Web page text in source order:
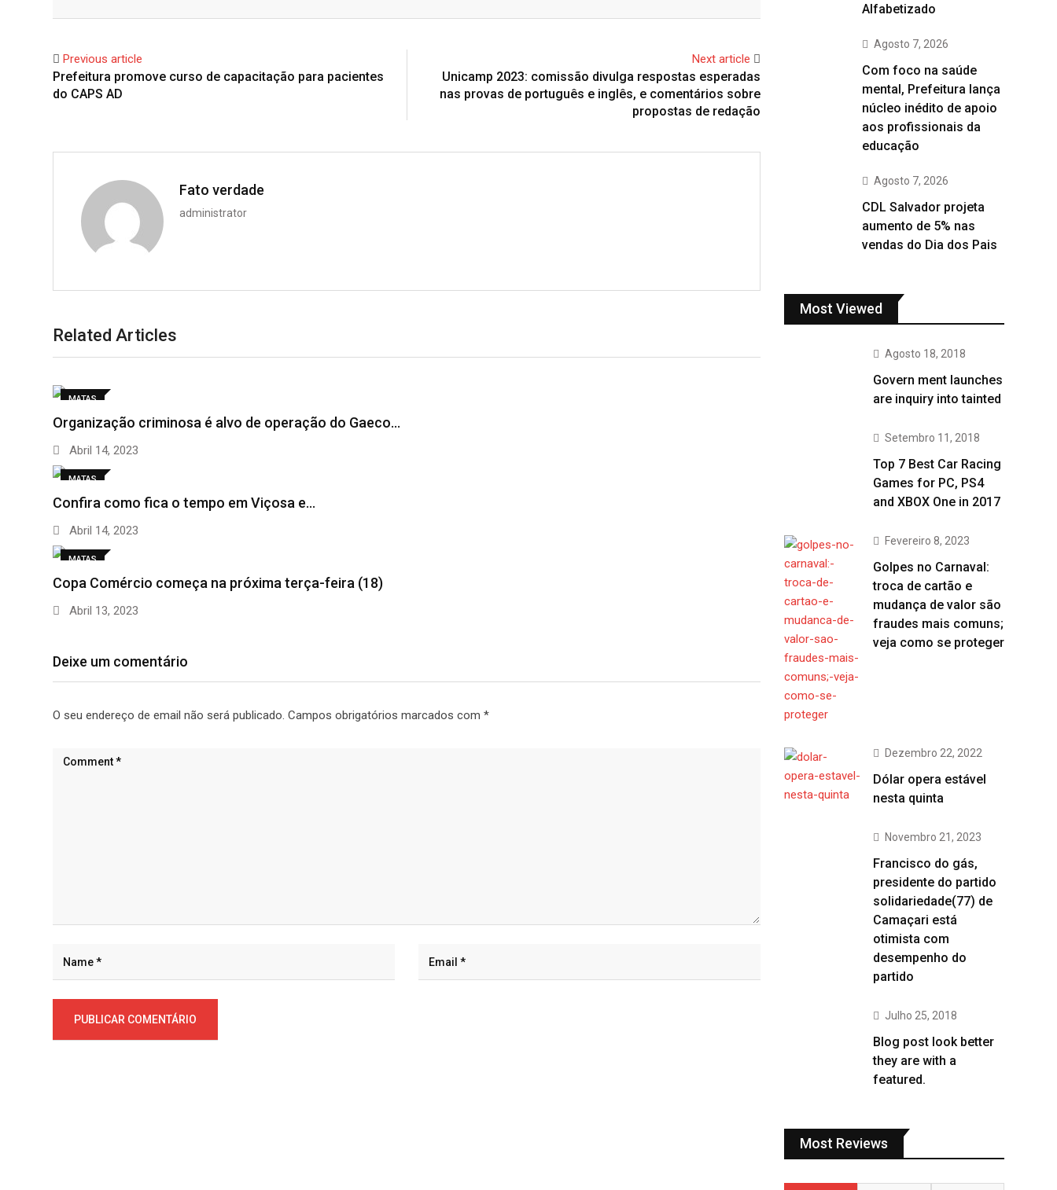
Previous article
Prefeitura promove curso de capacitação para pacientes
do CAPS AD
Next article
Unicamp 2023: comissão divulga respostas esperadas
nas provas de português e inglês, e comentários sobre
propostas de redação
Fato verdade
administrator
Related Articles
MATAS
Organização criminosa é alvo de operação do Gaeco…
Abril 14, 2023
MATAS
Confira como fica o tempo em Viçosa e…
Abril 14, 2023
MATAS
Copa Comércio começa na próxima terça-feira (18)
Abril 13, 2023
Deixe um comentário
O seu endereço de email não será publicado. Campos obrigatórios marcados com *
Alfabetizado
Agosto 7, 2026
Com foco na saúde
mental, Prefeitura lança
núcleo inédito de apoio
aos profissionais da
educação
Agosto 7, 2026
CDL Salvador projeta
aumento de 5% nas
vendas do Dia dos Pais
Most Viewed
Agosto 18, 2018
Govern ment launches
are inquiry into tainted
Setembro 11, 2018
Top 7 Best Car Racing
Games for PC, PS4
and XBOX One in 2017
Fevereiro 8, 2023
Golpes no Carnaval:
troca de cartão e
mudança de valor são
fraudes mais comuns;
veja como se proteger
Dezembro 22, 2022
Dólar opera estável
nesta quinta
Novembro 21, 2023
Francisco do gás,
presidente do partido
solidariedade(77) de
Camaçari está
otimista com
desempenho do
partido
Julho 25, 2018
Blog post look better
they are with a
featured.
Most Reviews